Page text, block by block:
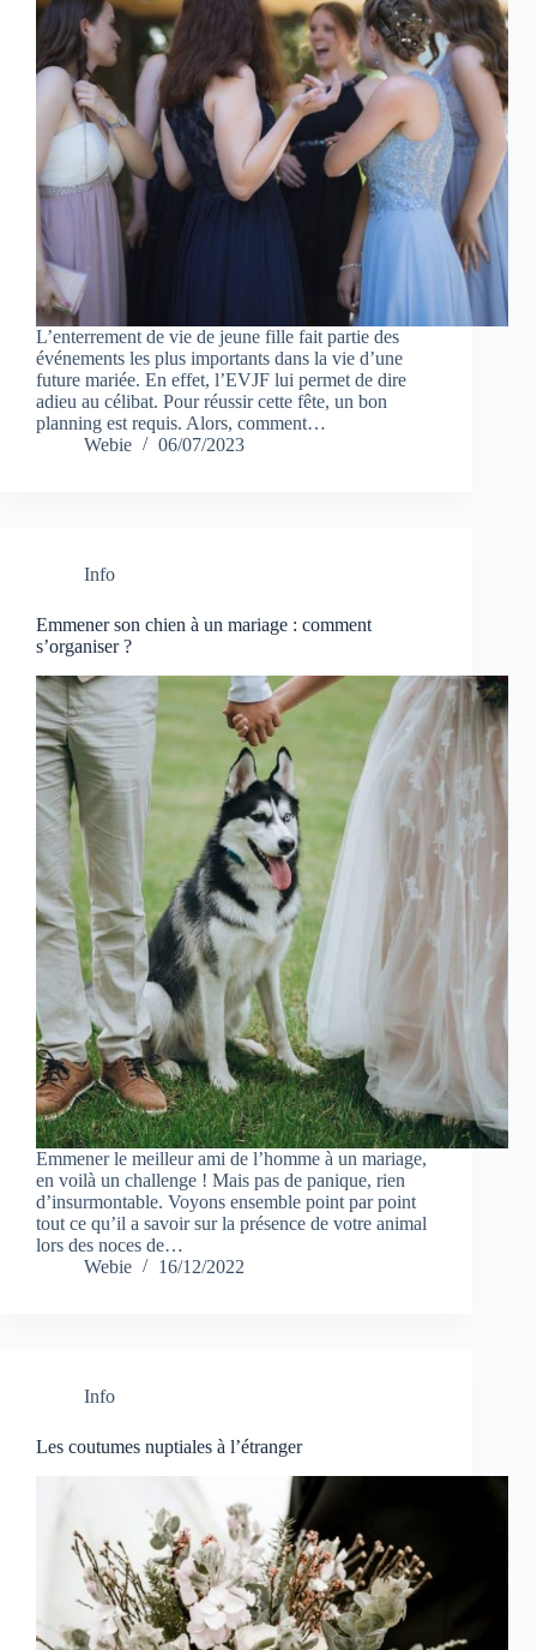
L’enterrement de vie de jeune fille fait partie des
événements les plus importants dans la vie d’une
future mariée. En effet, l’EVJF lui permet de dire
adieu au célibat. Pour réussir cette fête, un bon
planning est requis. Alors, comment…
Webie
06/07/2023
Info
Emmener son chien à un mariage : comment
s’organiser ?
Emmener le meilleur ami de l’homme à un mariage,
en voilà un challenge ! Mais pas de panique, rien
d’insurmontable. Voyons ensemble point par point
tout ce qu’il a savoir sur la présence de votre animal
lors des noces de…
Webie
16/12/2022
Info
Les coutumes nuptiales à l’étranger